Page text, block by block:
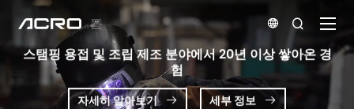
 
스탬핑 용접 및 조립 제조 분야에서 20년 이상 쌓아온 경
험
자세히 알아보기  세부 정보 